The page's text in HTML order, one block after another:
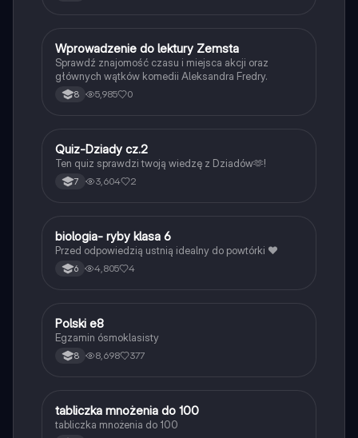
WJęzyk polski
Wprowadzenie do lektury Zemsta
Sprawdź znajomość czasu i miejsca akcji oraz
głównych wątków komedii Aleksandra Fredry.
8 5,985 0
QJęzyk polski
Quiz-Dziady cz.2
Ten quiz sprawdzi twoją wiedzę z Dziadów🫶!
7 3,604 2
BBiologia
biologia- ryby klasa 6
Przed odpowiedzią ustnią idealny do powtórki ❤️
6 4,805 4
Język polski
Polski e8
Egzamin ósmoklasisty
8 8,698 377
TMatematyka
tabliczka mnożenia do 100
tabliczka mnożenia do 100